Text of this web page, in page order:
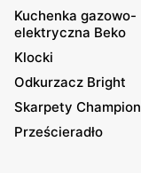
Kuchenka gazowo-
elektryczna Beko
Klocki
Odkurzacz Bright
Skarpety Champion
Prześcieradło